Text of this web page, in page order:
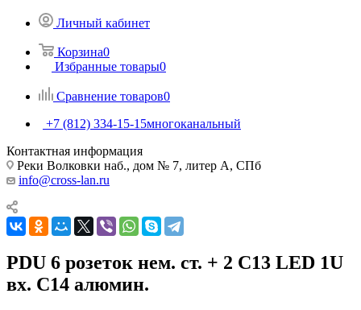
Личный кабинет
Корзина0
Избранные товары0
Сравнение товаров0
+7 (812) 334-15-15многоканальный
Контактная информация
Реки Волковки наб., дом № 7, литер А, СПб
info@cross-lan.ru
PDU 6 розеток нем. ст. + 2 С13 LED 1U
вх. С14 алюмин.